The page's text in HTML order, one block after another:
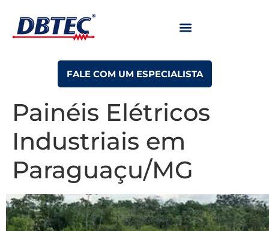
FALE COM UM ESPECIALISTA
Painéis Elétricos
Industriais em
Paraguaçu/MG